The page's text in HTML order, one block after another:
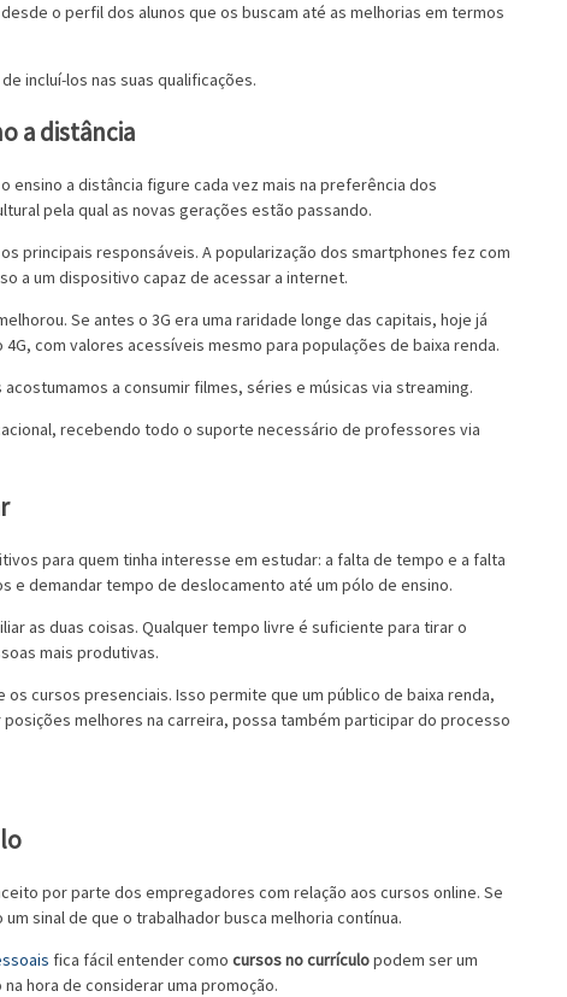
o perfil dos alunos que os buscam até as melhorias em termos
incluí-los nas suas qualificações.
a distância
ensino a distância figure cada vez mais na preferência dos
pela qual as novas gerações estão passando.
principais responsáveis. A popularização dos smartphones fez com
a um dispositivo capaz de acessar a internet.
Se antes o 3G era uma raridade longe das capitais, hoje já
com valores acessíveis mesmo para populações de baixa renda.
a consumir filmes, séries e músicas via streaming.
recebendo todo o suporte necessário de professores via
para quem tinha interesse em estudar: a falta de tempo e a falta
e demandar tempo de deslocamento até um pólo de ensino.
as duas coisas. Qualquer tempo livre é suficiente para tirar o
mais produtivas.
cursos presenciais. Isso permite que um público de baixa renda,
melhores na carreira, possa também participar do processo
por parte dos empregadores com relação aos cursos online. Se
sinal de que o trabalhador busca melhoria contínua.
fica fácil entender como cursos no currículopodem ser um
hora de considerar uma promoção.